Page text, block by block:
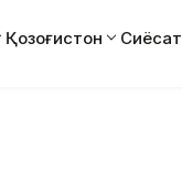
Қозоғистон Сиёсат